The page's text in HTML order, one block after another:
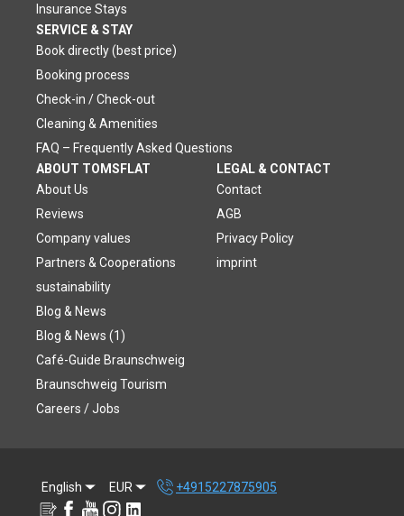
Insurance Stays
SERVICE & STAY
Book directly (best price)
Booking process
Check-in / Check-out
Cleaning & Amenities
FAQ – Frequently Asked Questions
ABOUT TOMSFLAT
About Us
Reviews
Company values
Partners & Cooperations
sustainability
Blog & News
Blog & News (1)
Café-Guide Braunschweig
Braunschweig Tourism
Careers / Jobs
LEGAL & CONTACT
Contact
AGB
Privacy Policy
imprint
English EUR +4915227875905